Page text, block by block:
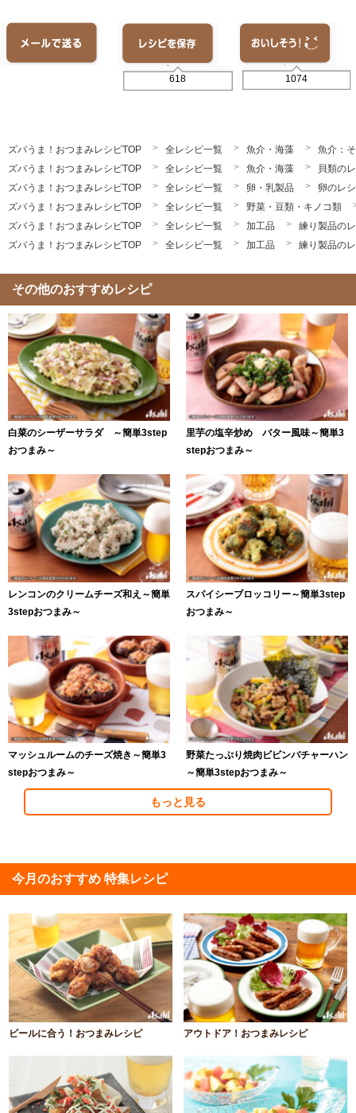
618 1074
ズバうま！おつまみレシピTOP 全レシピ一覧 魚介・海藻
魚介：
ズバうま！おつまみレシピTOP
全レシピ一覧 魚介・海藻
貝類の
ズバうま！おつまみレシピTOP
全レシピ一覧 卵・乳製品
卵のレ
ズバうま！おつまみレシピTOP
全レシピ一覧
野菜・豆類・キノコ類
ズバうま！おつまみレシピTOP
全レシピ一覧 加工品
練り製品の
ズバうま！おつまみレシピTOP
全レシピ一覧 加工品 練り製品の
その他のおすすめレシピ
白菜のシーザーサラダ ～簡単3step
おつまみ～
里芋の塩辛炒め バター風味～簡単3
stepおつまみ～
レンコンのクリームチーズ和え～簡単
3stepおつまみ～
スパイシーブロッコリー～簡単3step
おつまみ～
マッシュルームのチーズ焼き～簡単3
stepおつまみ～
野菜たっぷり焼肉ビビンバチャーハン
～簡単3stepおつまみ～
もっと見る
今月のおすすめ 特集レシピ
ビールに合う！おつまみレシピ アウトドア！おつまみレシピ